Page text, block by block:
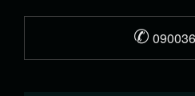
✆